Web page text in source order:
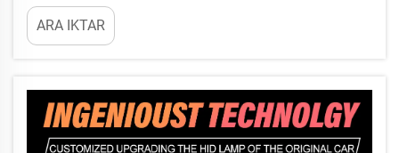
ħaddem ma' fornituri u bajarji ta' illuminażżjonijiet
għall-awtomobbili, waħda mis-silsiliet iktar komuni
qabel li jiġu pposti ordnijiet kbir hija l-konsistenza
ARA IKTAR